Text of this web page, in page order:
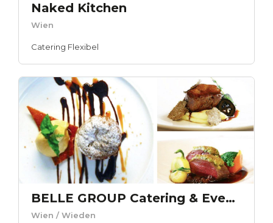
Naked Kitchen
Wien
Catering Flexibel
BELLE GROUP Catering & Eventservice
Wien / Wieden